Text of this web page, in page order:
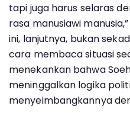
tapi juga harus selaras
rasa manusiawi
ini, lanjutnya, bukan
cara membaca situasi
menekankan bahwa
meninggalkan logika
menyeimbangkannya